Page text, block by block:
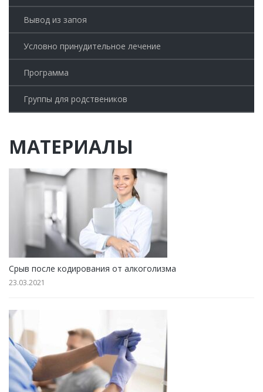
Вывод из запоя
Условно принудительное лечение
Программа
Группы для родствеников
МАТЕРИАЛЫ
Срыв после кодирования от алкоголизма
23.03.2021